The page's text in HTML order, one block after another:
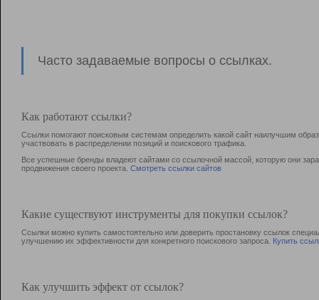
Часто задаваемые вопросы о ссылках.
Как работают ссылки?
Ссылки помогают поисковым системам определить какой сайт наилучшим
участвовать в раcпределении позиций и поискового трафика.
Все успешные бренды владеют сайтами со ссылочной массой, которую они
продвижения своего проекта. Смотреть ссылки сайтов
Какие существуют инструменты для покупки ссылок?
Ссылки можно купить самостоятельно или доверить простановку ссылок
улучшению их эффективности для конкретного поискового запроса. Купить
Как улучшить эффект от ссылок?